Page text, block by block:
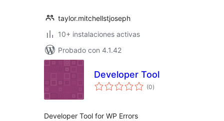
taylor.mitchellstjoseph
10+ instalaciones activas
Probado con 4.1.42
Developer Tool
(0total
de
)
Developer Tool for WP Errors